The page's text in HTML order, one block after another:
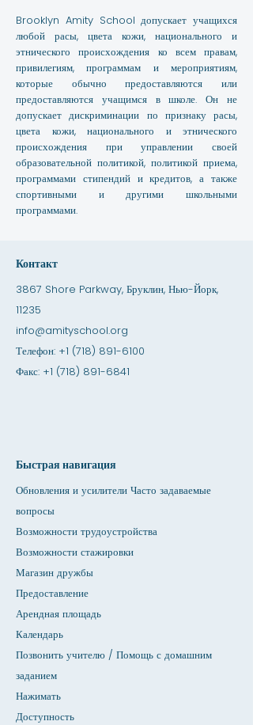
Brooklyn Amity School допускает учащихся
любой расы, цвета кожи, национального и
этнического происхождения ко всем правам,
привилегиям, программам и мероприятиям,
которые обычно предоставляются или
предоставляются учащимся в школе. Он не
допускает дискриминации по признаку расы,
цвета кожи, национального и этнического
происхождения при управлении своей
образовательной политикой, политикой приема,
программами стипендий и кредитов, а также
спортивными и другими школьными
программами.
Контакт
3867 Shore Parkway, Бруклин, Нью-Йорк,
11235
info@amityschool.org
Телефон: +1 (718) 891-6100
Факс: +1 (718) 891-6841
Быстрая навигация
Обновления и усилители Часто задаваемые
вопросы
Возможности трудоустройства
Возможности стажировки
Магазин дружбы
Предоставление
Арендная площадь
Календарь
Позвонить учителю / Помощь с домашним
заданием
Нажимать
Доступность